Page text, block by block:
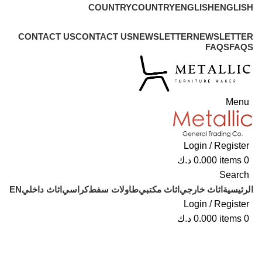
ENGLISH
ENGLISH
COUNTRY
COUNTRY
NEWSLETTER
NEWSLETTER
CONTACT US
CONTACT US
FAQS
FAQS
Menu
Login / Register
0
items
0.000 د.ك
Search
الرئيسية اثاث خارجي اثاث مكتبيطاولات سفطكراسي اثاث داخليEN
Login / Register
0
items
0.000 د.ك